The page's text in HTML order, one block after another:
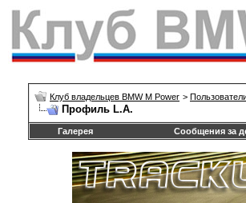
Клуб владельцев BMW M Power >
Профиль L.A.
Галерея Сообщения за